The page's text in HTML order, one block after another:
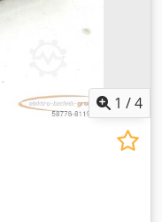
1 /4